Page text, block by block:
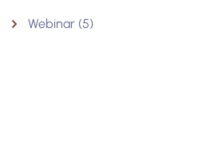
Webinar (5)